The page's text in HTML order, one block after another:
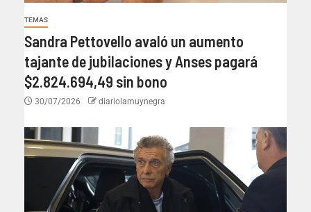
TEMAS
Sandra Pettovello avaló un aumento
tajante de jubilaciones y Anses pagará
$2.824.694,49 sin bono
30/07/2026 diariolamuynegra